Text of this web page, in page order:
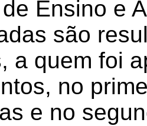
Ensino e
são
a quem foi
no
e no